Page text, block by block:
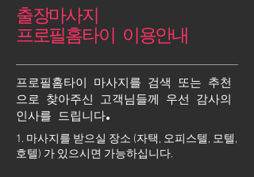
출장마사지
프로필홈타이 이용안내
프로필홈타이 마사지를 검색 또는 추천
으로 찾아주신 고객님들께 우선 감사의
인사를 드립니다.
1. 마사지를 받으실 장소 (자택, 오피스텔, 모텔,
호텔) 가 있으시면 가능하십니다.